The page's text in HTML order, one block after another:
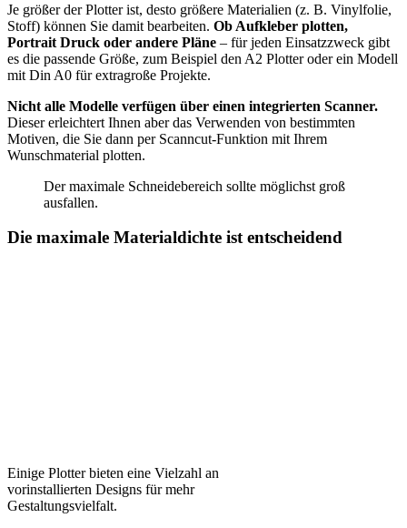
Je größer der Plotter ist, desto größere Materialien (z. B. Vinylfolie,
Stoff) können Sie damit bearbeiten. Ob Aufkleber plotten,
Portrait Druck oder andere Pläne – für jeden Einsatzzweck gibt
es die passende Größe, zum Beispiel den A2 Plotter oder ein Modell
mit Din A0 für extragroße Projekte.
Nicht alle Modelle verfügen über einen integrierten Scanner.
Dieser erleichtert Ihnen aber das Verwenden von bestimmten
Motiven, die Sie dann per Scanncut-Funktion mit Ihrem
Wunschmaterial plotten.
Der maximale Schneidebereich sollte möglichst groß
ausfallen.
Die maximale Materialdichte ist entscheidend
Einige Plotter bieten eine Vielzahl an
vorinstallierten Designs für mehr
Gestaltungsvielfalt.